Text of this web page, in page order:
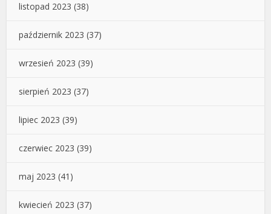
listopad 2023 (38)
październik 2023 (37)
wrzesień 2023 (39)
sierpień 2023 (37)
lipiec 2023 (39)
czerwiec 2023 (39)
maj 2023 (41)
kwiecień 2023 (37)